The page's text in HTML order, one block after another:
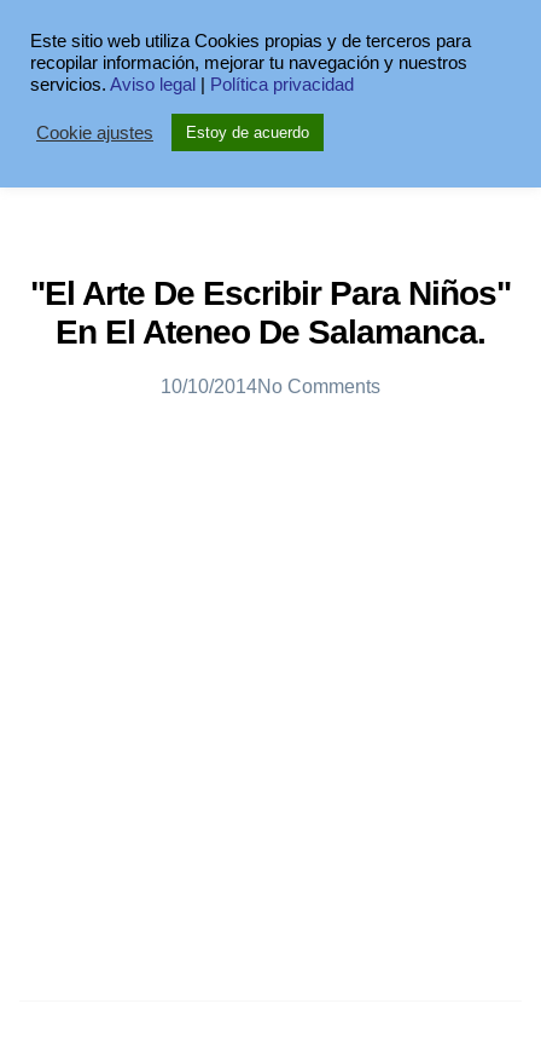
"El Arte De Escribir Para Niños"
En El Ateneo De Salamanca.
10/10/2014No Comments
Este sitio web utiliza Cookies propias y de terceros para
recopilar información, mejorar tu navegación y nuestros
servicios. Aviso legal Política privacidad
Cookie ajustes Estoy de acuerdo